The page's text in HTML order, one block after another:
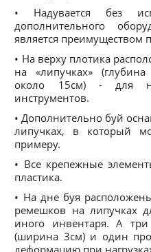
• Надувается без
дополнительного
является преимуществом
• На верху плотика
на «липучках»
около 15см) - для
инструментов.
• Дополнительно буй
липучках, в который
примеру.
• Все крепежные
пластика.
• На дне буя
ремешков на липучках
иного инвентаря. А
(ширина 3см) и один
деформацию при